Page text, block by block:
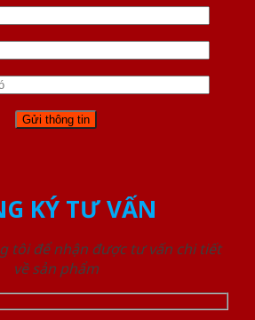
KÝ TƯ VẤN
tôi để nhận được tư vấn chi tiết
về sản phẩm